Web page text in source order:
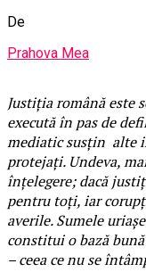
De
Prahova Mea
Justiţia română este
execută în pas de
mediatic susţin alte
protejaţi. Undeva,
înţelegere; dacă
pentru toţi, iar
averile. Sumele
constitui o bază
– ceea ce nu se